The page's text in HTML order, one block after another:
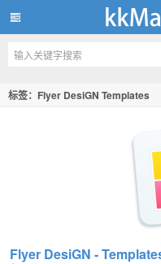
kkMac
标签：Flyer DesiGN Templates
Flyer DesiGN -